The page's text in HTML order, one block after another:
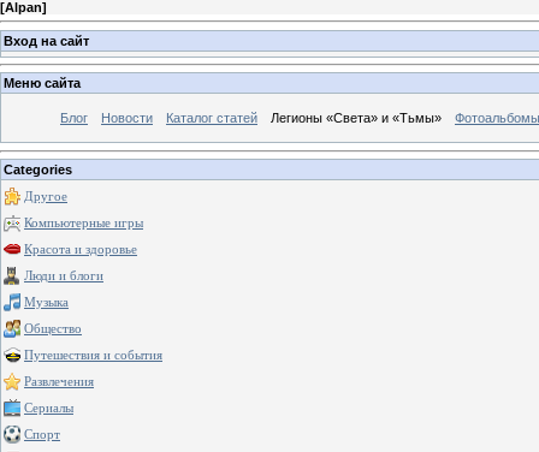
[Alpan]
Вход на сайт
Меню сайта
Блог Новости Каталог статей Легионы «Света» и «Тьмы» Фотоальбомы
Categories
Другое
Компьютерные игры
Красота и здоровье
Люди и блоги
Музыка
Общество
Путешествия и события
Развлечения
Сериалы
Спорт